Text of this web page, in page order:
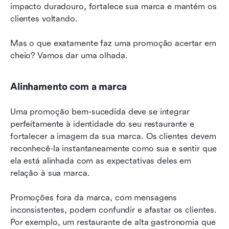
impacto duradouro, fortalece sua marca e mantém os
clientes voltando.
Mas o que exatamente faz uma promoção acertar em
cheio? Vamos dar uma olhada.
Alinhamento com a marca
Uma promoção bem-sucedida deve se integrar
perfeitamente à identidade do seu restaurante e
fortalecer a imagem da sua marca. Os clientes devem
reconhecê-la instantaneamente como sua e sentir que
ela está alinhada com as expectativas deles em
relação à sua marca.
Promoções fora da marca, com mensagens
inconsistentes, podem confundir e afastar os clientes.
Por exemplo, um restaurante de alta gastronomia que